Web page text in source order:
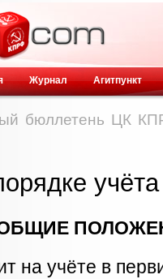
Журнал Агитпункт
бюллетень ЦК
на учёте в